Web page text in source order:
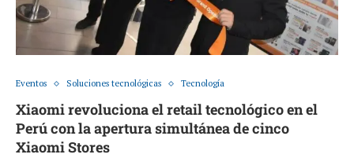
Eventos Soluciones tecnológicas Tecnología
Xiaomi revoluciona el retail tecnológico en el
Perú con la apertura simultánea de cinco
Xiaomi Stores